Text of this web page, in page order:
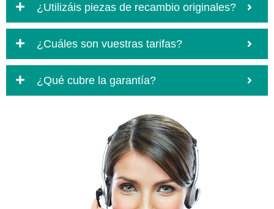
¿Utilizáis piezas de recambio originales?
¿Cuáles son vuestras tarifas?
¿Qué cubre la garantía?